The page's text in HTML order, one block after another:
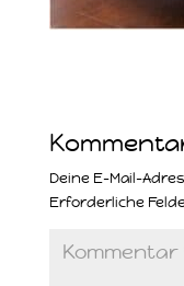
Deine E-Mail-
Erforderliche